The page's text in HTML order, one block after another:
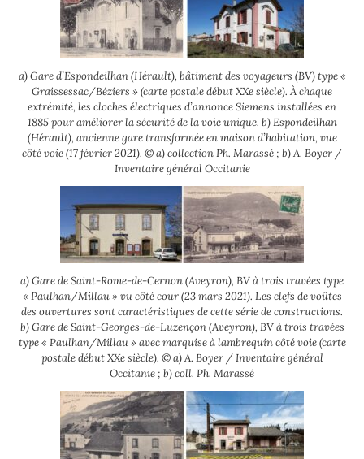
a) Gare d’Espondeilhan (Hérault), bâtiment des voyageurs (BV) type «
Graissessac/Béziers » (carte postale début XXe siècle). À chaque
extrémité, les cloches électriques d’annonce Siemens installées en
1885 pour améliorer la sécurité de la voie unique. b) Espondeilhan
(Hérault), ancienne gare transformée en maison d’habitation, vue
côté voie (17 février 2021). © a) collection Ph. Marassé ; b) A. Boyer /
Inventaire général Occitanie
a) Gare de Saint-Rome-de-Cernon (Aveyron), BV à trois travées type
« Paulhan/Millau » vu côté cour (23 mars 2021). Les clefs de voûtes
des ouvertures sont caractéristiques de cette série de constructions.
b) Gare de Saint-Georges-de-Luzençon (Aveyron), BV à trois travées
type « Paulhan/Millau » avec marquise à lambrequin côté voie (carte
postale début XXe siècle). © a) A. Boyer / Inventaire général
Occitanie ; b) coll. Ph. Marassé